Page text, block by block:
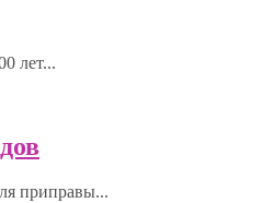
лет...
приправы...